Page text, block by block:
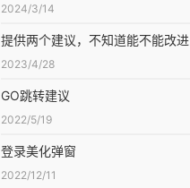
2024/3/14
提供两个建议，不知道能不能改进
2023/4/28
GO跳转建议
2022/5/19
登录美化弹窗
2022/12/11